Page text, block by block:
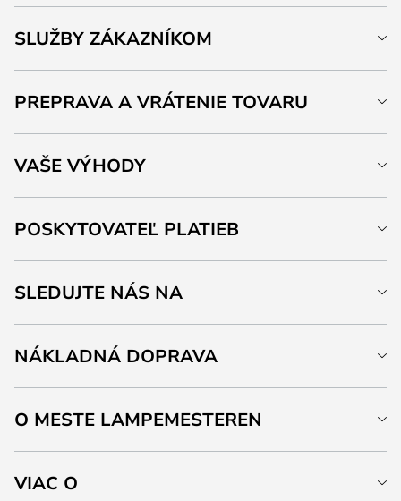
SLUŽBY ZÁKAZNÍKOM
PREPRAVA A VRÁTENIE TOVARU
VAŠE VÝHODY
POSKYTOVATEĽ PLATIEB
SLEDUJTE NÁS NA
NÁKLADNÁ DOPRAVA
O MESTE LAMPEMESTEREN
VIAC O